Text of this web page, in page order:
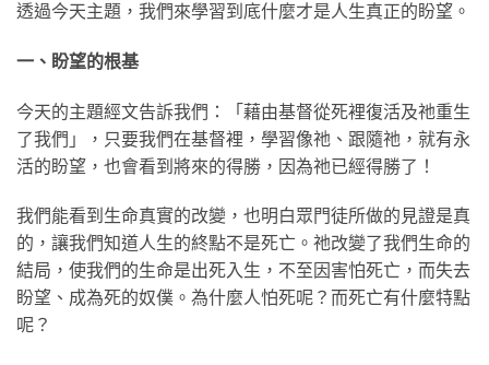
透過今天主題，我們來學習到底什麼才是人生真正的盼望。
一、盼望的根基
今天的主題經文告訴我們：「藉由基督從死裡復活及祂重生
了我們」，只要我們在基督裡，學習像祂、跟隨祂，就有永
活的盼望，也會看到將來的得勝，因為祂已經得勝了！
我們能看到生命真實的改變，也明白眾門徒所做的見證是真
的，讓我們知道人生的終點不是死亡。祂改變了我們生命的
結局，使我們的生命是出死入生，不至因害怕死亡，而失去
盼望、成為死的奴僕。為什麼人怕死呢？而死亡有什麼特點
呢？